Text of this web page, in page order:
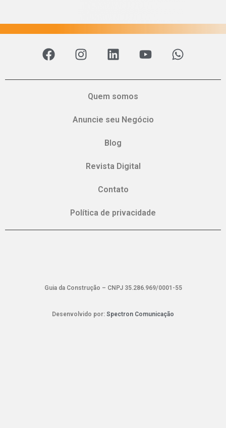
Quem somos
Anuncie seu Negócio
Blog
Revista Digital
Contato
Política de privacidade
Guia da Construção – CNPJ 35.286.969/0001-55
Desenvolvido por: Spectron Comunicação